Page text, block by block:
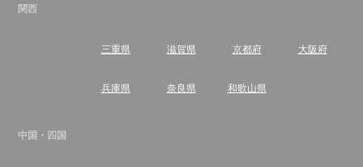
関西
三重県 滋賀県 京都府 大阪府
兵庫県 奈良県 和歌山県
中国・四国